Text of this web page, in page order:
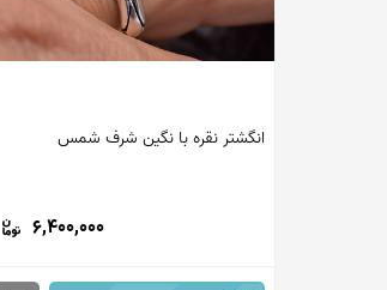
انگشتر نقره با نگین شرف شمس
6,400,000